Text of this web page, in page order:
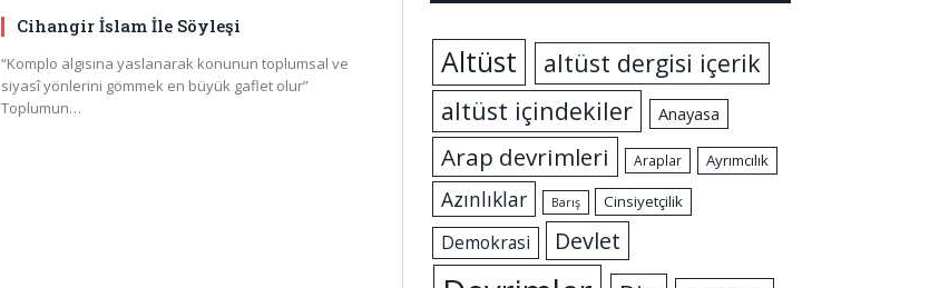
Cihangir İslam İle Söyleşi
“Komplo algısına yaslanarak konunun toplumsal ve
siyasî yönlerini gömmek en büyük gaflet olur”
Toplumun…
Altüst
altüst dergisi içerik
altüst içindekiler
Anayasa
Arap devrimleri Araplar Ayrımcılık
Azınlıklar Barış Cinsiyetçilik
Demokrasi Devlet